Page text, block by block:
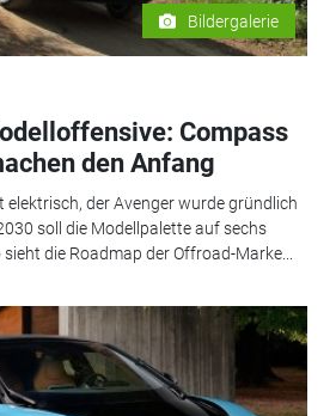
Bildergalerie
Compass
den Anfang
elektrisch, der Avenger wurde gründlich
soll die Modellpalette auf sechs
die Roadmap der Offroad-Marke...